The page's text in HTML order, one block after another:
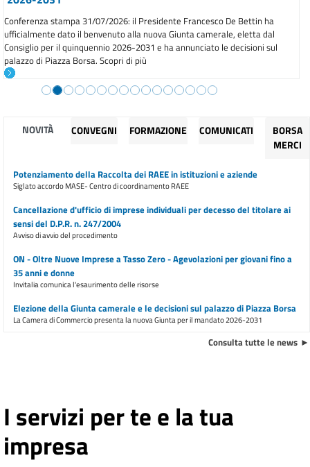
Conferenza stampa 31/07/2026: il Presidente Francesco De Bettin ha
ufficialmente dato il benvenuto alla nuova Giunta camerale, eletta dal
Consiglio per il quinquennio 2026-2031 e ha annunciato le decisioni sul
palazzo di Piazza Borsa. Scopri di più
NOVITÀ CONVEGNI FORMAZIONE COMUNICATI
BORSA
MERCI
Potenziamento della Raccolta dei RAEE in istituzioni e aziende
Siglato accordo MASE- Centro di coordinamento RAEE
Cancellazione d'ufficio di imprese individuali per decesso del titolare ai
sensi del D.P.R. n. 247/2004
Avviso di avvio del procedimento
ON - Oltre Nuove Imprese a Tasso Zero - Agevolazioni per giovani fino a
35 anni e donne
Invitalia comunica l'esaurimento delle risorse
Elezione della Giunta camerale e le decisioni sul palazzo di Piazza Borsa
La Camera di Commercio presenta la nuova Giunta per il mandato 2026-2031
Ulteriore trasferimento di sportelli dalla sede di piazza Borsa dal 9
marzo 2026
Avviso all'utenza
AVVISO ALL'UTENZA: Chiusura sportelli della sede di Conegliano
Consulta tutte le news
I servizi per te e la tua
impresa